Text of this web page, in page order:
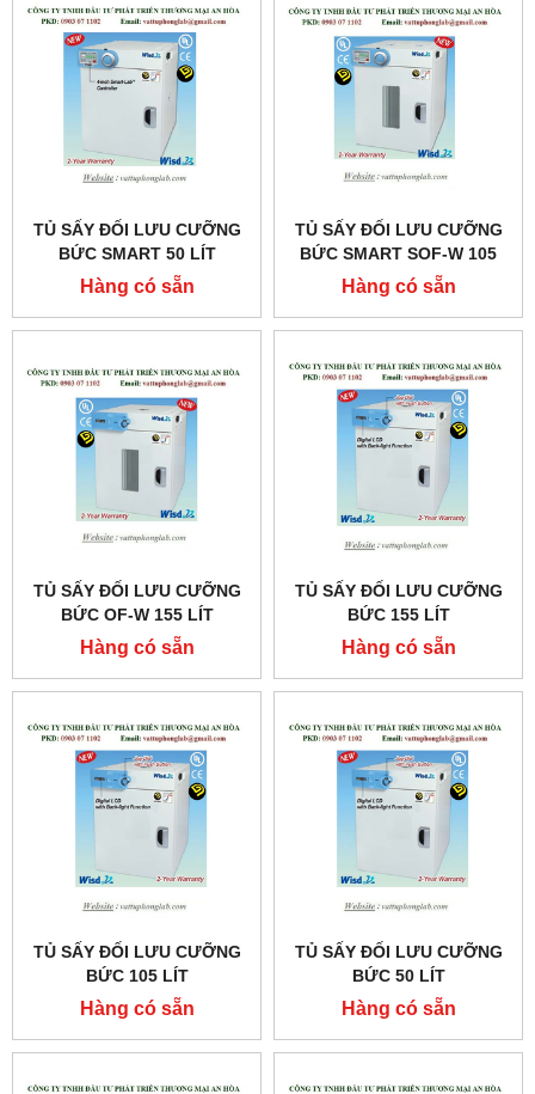
TỦ SẤY ĐỐI LƯU CƯỠNG
BỨC SMART 50 LÍT
MODEL:THERMOSTABLE
SOF-50
Hàng có sẵn
TỦ SẤY ĐỐI LƯU CƯỠNG
BỨC SMART SOF-W 105
LÍT
MODEL:THERMOSTABLE
SOF-W105
Hàng có sẵn
TỦ SẤY ĐỐI LƯU CƯỠNG
BỨC OF-W 155 LÍT
MODEL:THERMOSTABLE
OF-W155
Hàng có sẵn
TỦ SẤY ĐỐI LƯU CƯỠNG
BỨC 155 LÍT
MODEL:THERMOSTABLE
OF-155
Hàng có sẵn
TỦ SẤY ĐỐI LƯU CƯỠNG
BỨC 105 LÍT
MODEL:THERMOSTABLE
OF-105
Hàng có sẵn
TỦ SẤY ĐỐI LƯU CƯỠNG
BỨC 50 LÍT
MODEL:THERMOSTABLE
OF-50
Hàng có sẵn